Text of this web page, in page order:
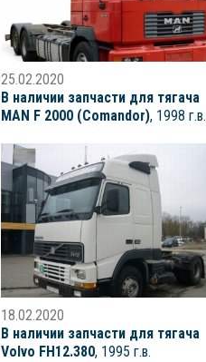
25.02.2020
В наличии запчасти для тягача
MAN F 2000 (Comandor), 1998 г.в.
18.02.2020
В наличии запчасти для тягача
Volvo FH12.380, 1995 г.в.